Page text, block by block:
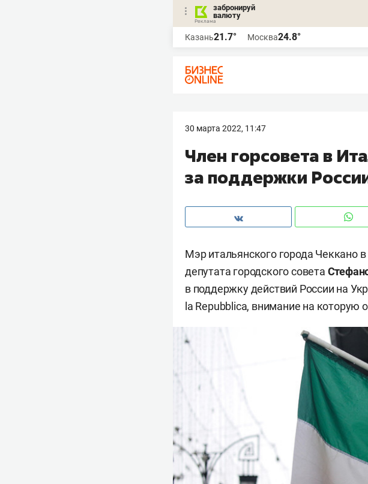
забронируй
валюту
Казань21.7° Москва24.8°
30 марта 2022, 11:47
Член горсовета в
за поддержки
Мэр итальянского города Чеккано
депутата городского совета
в поддержку действий России на
la Repubblica, внимание на которую